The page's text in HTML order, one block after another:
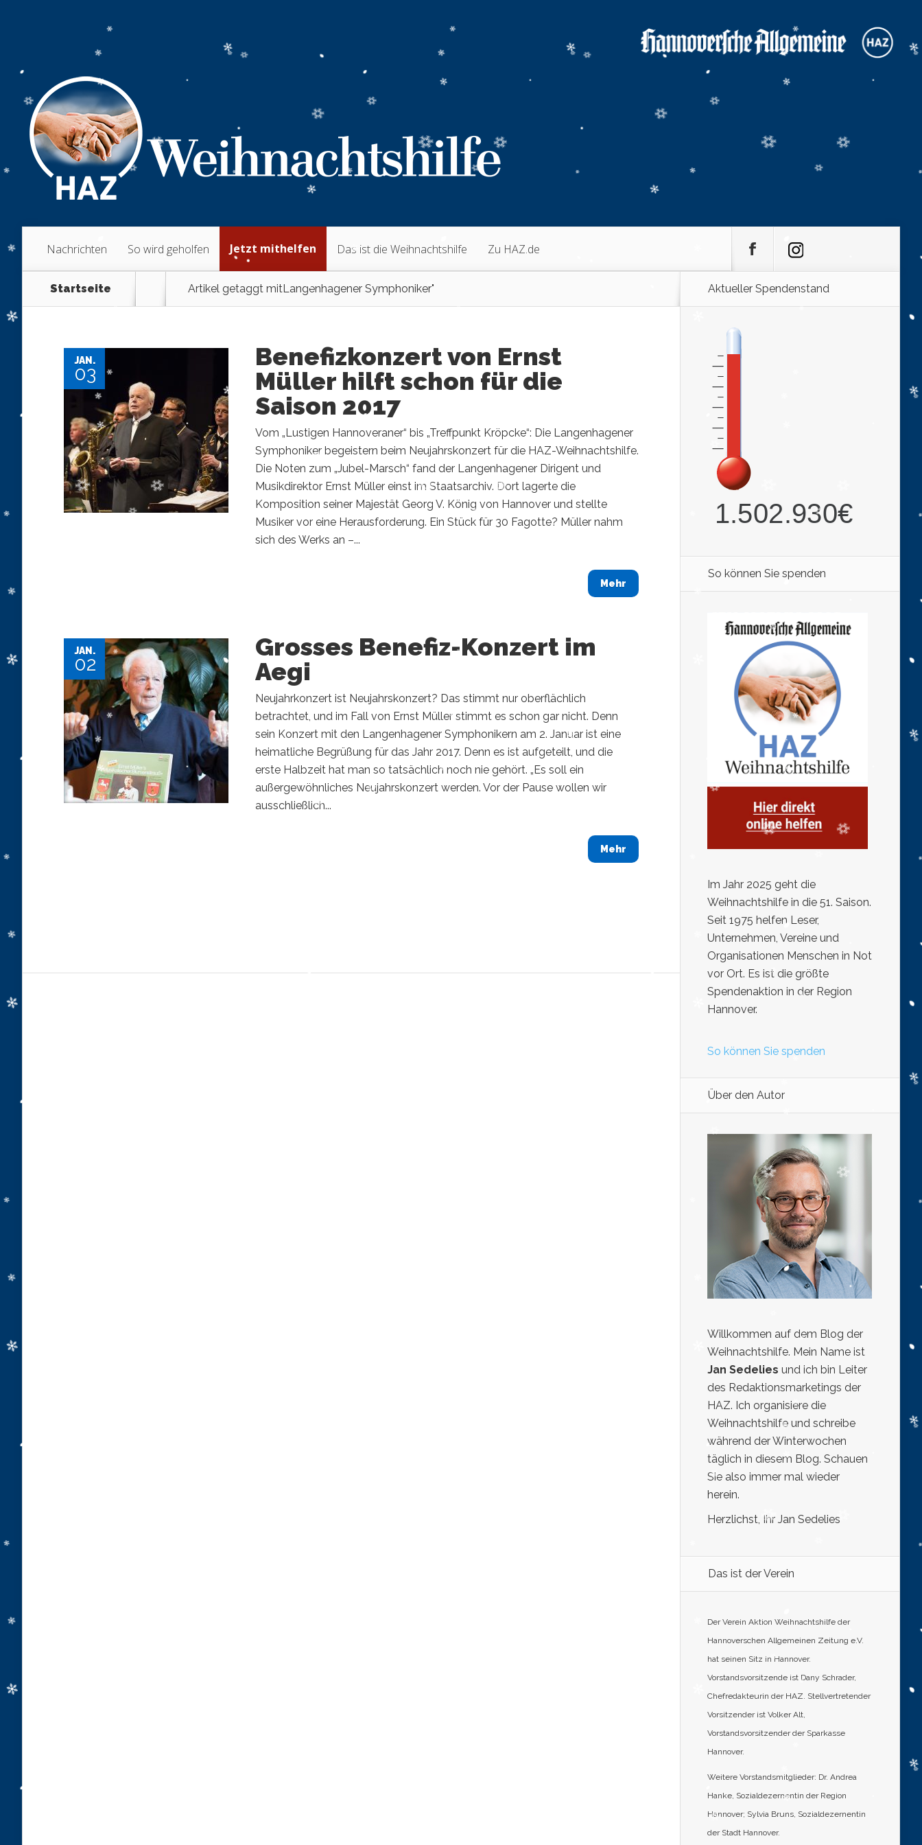
Nachrichten So wird geholfen Jetzt mithelfen Das ist die Weihnachtshilfe Zu HAZ.de
Startseite Artikel getaggt mitLangenhagener Symphoniker"
JAN.
03
Benefizkonzert von Ernst
Müller hilft schon für die
Saison 2017
Vom „Lustigen Hannoveraner“ bis „Treffpunkt Kröpcke“: Die Langenhagener
Symphoniker begeistern beim Neujahrskonzert für die HAZ-Weihnachtshilfe.
Die Noten zum „Jubel-Marsch“ fand der Langenhagener Dirigent und
Musikdirektor Ernst Müller einst im Staatsarchiv. Dort lagerte die
Komposition seiner Majestät Georg V. König von Hannover und stellte
Musiker vor eine Herausforderung. Ein Stück für 30 Fagotte? Müller nahm
sich des Werks an –...
Mehr
JAN.
02
Grosses Benefiz-Konzert im
Aegi
Neujahrkonzert ist Neujahrskonzert? Das stimmt nur oberflächlich
betrachtet, und im Fall von Ernst Müller stimmt es schon gar nicht. Denn
sein Konzert mit den Langenhagener Symphonikern am 2. Januar ist eine
heimatliche Begrüßung für das Jahr 2017. Denn es ist aufgeteilt, und die
erste Halbzeit hat man so tatsächlich noch nie gehört. „Es soll ein
außergewöhnliches Neujahrskonzert werden. Vor der Pause wollen wir
ausschließlich...
Mehr
Aktueller Spendenstand
So können Sie spenden
Im Jahr 2025 geht die
Weihnachtshilfe in die 51. Saison.
Seit 1975 helfen Leser,
Unternehmen, Vereine und
Organisationen Menschen in Not
vor Ort. Es ist die größte
Spendenaktion in der Region
Hannover.
So können Sie spenden
Über den Autor
Willkommen auf dem Blog der
Weihnachtshilfe. Mein Name ist
Jan Sedelies und ich bin Leiter
des Redaktionsmarketings der
HAZ. Ich organisiere die
Weihnachtshilfe und schreibe
während der Winterwochen
täglich in diesem Blog. Schauen
Sie also immer mal wieder
herein.
Herzlichst, Ihr Jan Sedelies
Das ist der Verein
Der Verein Aktion Weihnachtshilfe der
Hannoverschen Allgemeinen Zeitung e.V.
hat seinen Sitz in Hannover.
Vorstandsvorsitzende ist Dany Schrader,
Chefredakteurin der HAZ. Stellvertretender
Vorsitzender ist Volker Alt,
Vorstandsvorsitzender der Sparkasse
Hannover.
Weitere Vorstandsmitglieder: Dr. Andrea
Hanke, Sozialdezernentin der Region
Hannover; Sylvia Bruns, Sozialdezernentin
der Stadt Hannover.